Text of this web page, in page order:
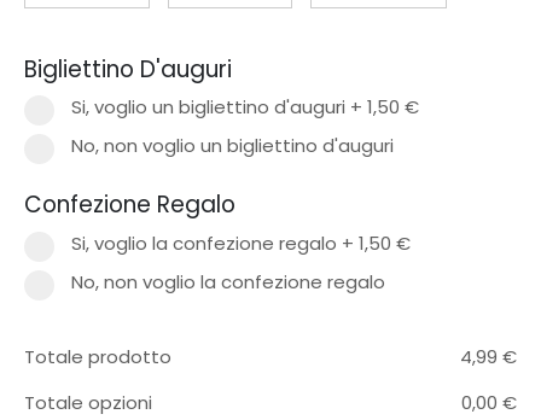
Bigliettino D'auguri
Si, voglio un bigliettino d'auguri + 1,50 €
No, non voglio un bigliettino d'auguri
Confezione Regalo
Si, voglio la confezione regalo + 1,50 €
No, non voglio la confezione regalo
Totale prodotto 4,99 €
Totale opzioni
0,00 €